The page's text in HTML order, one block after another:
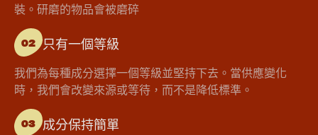
裝。研磨的物品會被磨碎
02 只有一個等級
我們為每種成分選擇一個等級並堅持下去。當供應變化
時，我們會改變來源或等待，而不是降低標準。
03 成分保持簡單